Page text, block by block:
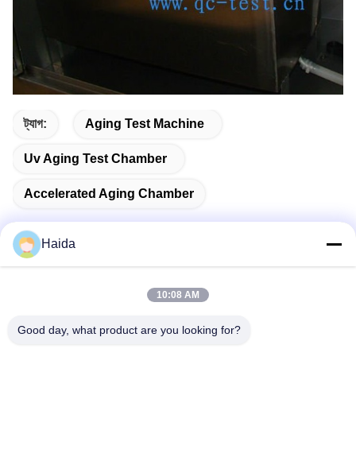
ট্যাগ: Aging Test Machine
Uv Aging Test Chamber
Accelerated Aging Chamber
ঠিকানা
Haida
10:08 AM
Good day, what product are you looking for?